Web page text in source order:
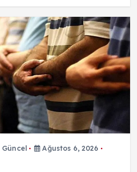
Güncel
Ağustos 6, 2026